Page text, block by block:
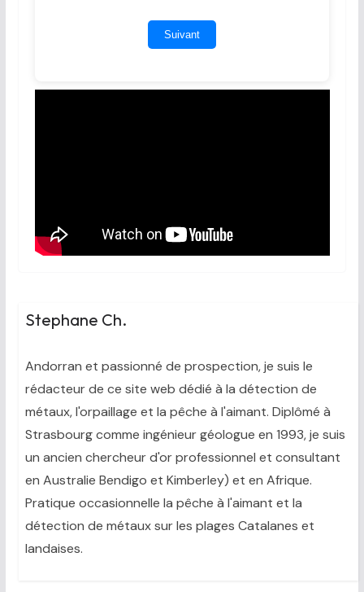
Stephane Ch.
Andorran et passionné de prospection, je suis le
rédacteur de ce site web dédié à la détection de
métaux, l'orpaillage et la pêche à l'aimant. Diplômé à
Strasbourg comme ingénieur géologue en 1993, je suis
un ancien chercheur d'or professionnel et consultant
en Australie Bendigo et Kimberley) et en Afrique.
Pratique occasionnelle la pêche à l'aimant et la
détection de métaux sur les plages Catalanes et
landaises.